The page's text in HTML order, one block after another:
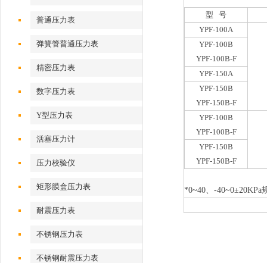
普通压力表
弹簧管普通压力表
精密压力表
数字压力表
Y型压力表
活塞压力计
压力校验仪
矩形膜盒压力表
耐震压力表
不锈钢压力表
不锈钢耐震压力表
型 号
YPF-100A
YPF-100B
YPF-100B-F
YPF-150A
YPF-150B
YPF-150B-F
YPF-100B
YPF-100B-F
YPF-150B
YPF-150B-F
*0~40、-40~0±20KPa